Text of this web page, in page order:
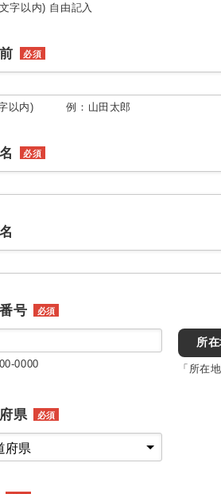
字以内) 自由記入
必須
字以内) 例：山田太郎
必須
号 必須
0000
所
「所在
県 必須